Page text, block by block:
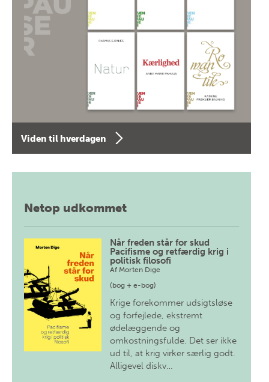
Viden til hverdagen
Netop udkommet
Når freden står for skud
Pacifisme og retfærdig krig i
politisk filosofi
Af Morten Dige
(bog + e-bog)
Krige forekommer udsigtsløse
og forfejlede, ekstremt
ødelæggende og
omkostningsfulde. Det ser ikke
ud til, at krig virker særlig godt.
Alligevel diskv…